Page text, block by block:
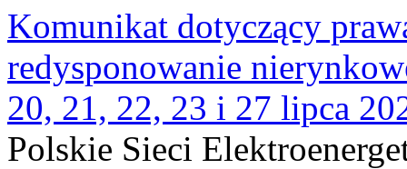
Komunikat dotyczący
redysponowanie
20, 21, 22, 23 i 27 lipca
Polskie Sieci